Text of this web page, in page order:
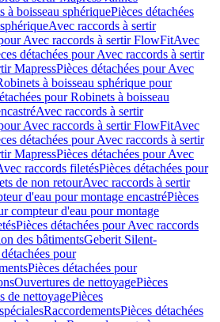
à boisseau sphériquePièces détachées
Avec raccords à sertir
Avec raccords à sertir FlowFitAvec
détachées pour Avec raccords à sertir
MapressPièces détachées pour Avec
à boisseau sphérique pour
pour Robinets à boisseau
Avec raccords à sertir
Avec raccords à sertir FlowFitAvec
détachées pour Avec raccords à sertir
MapressPièces détachées pour Avec
raccords filetésPièces détachées pour
de non retourAvec raccords à sertir
d'eau pour montage encastréPièces
compteur d'eau pour montage
Pièces détachées pour Avec raccords
des bâtimentsGeberit Silent-
pour
Pièces détachées pour
Ouvertures de nettoyagePièces
de nettoyagePièces
RaccordementsPièces détachées